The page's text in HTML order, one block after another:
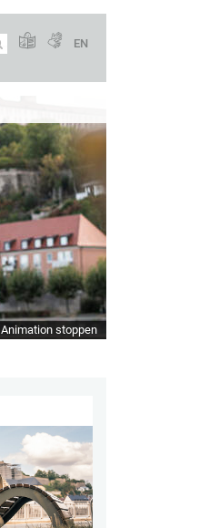
EN
Animation stoppen